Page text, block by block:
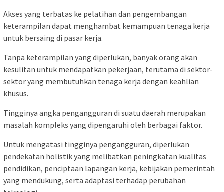
Akses yang terbatas ke pelatihan dan pengembangan
keterampilan dapat menghambat kemampuan tenaga kerja
untuk bersaing di pasar kerja.
Tanpa keterampilan yang diperlukan, banyak orang akan
kesulitan untuk mendapatkan pekerjaan, terutama di sektor-
sektor yang membutuhkan tenaga kerja dengan keahlian
khusus.
Tingginya angka pengangguran di suatu daerah merupakan
masalah kompleks yang dipengaruhi oleh berbagai faktor.
Untuk mengatasi tingginya pengangguran, diperlukan
pendekatan holistik yang melibatkan peningkatan kualitas
pendidikan, penciptaan lapangan kerja, kebijakan pemerintah
yang mendukung, serta adaptasi terhadap perubahan